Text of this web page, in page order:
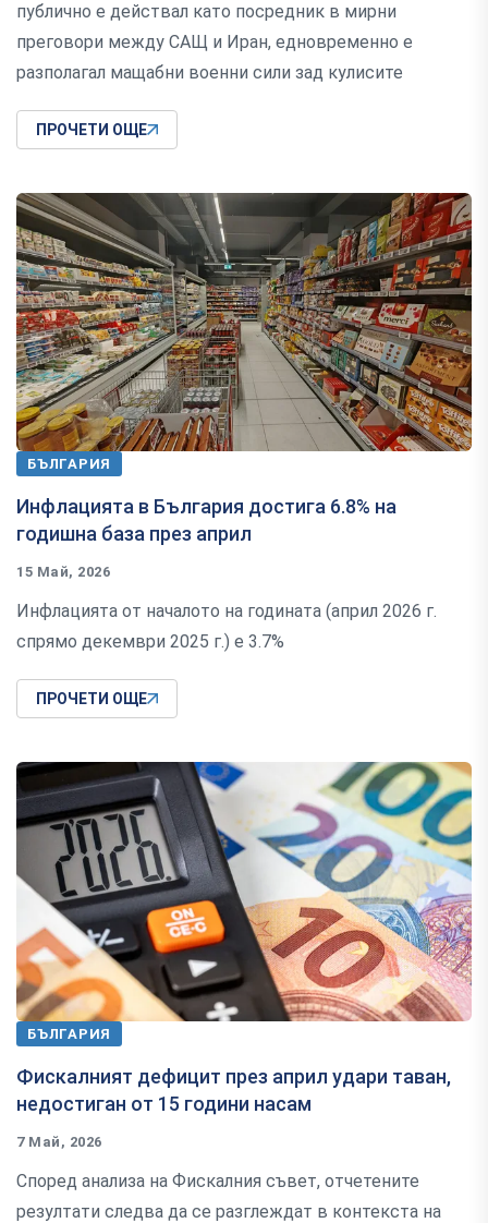
публично е действал като посредник в мирни
преговори между САЩ и Иран, едновременно е
разполагал мащабни военни сили зад кулисите
ПРОЧЕТИ ОЩЕ
БЪЛГАРИЯ
Инфлацията в България достига 6.8% на
годишна база през април
15 Май, 2026
Инфлацията от началото на годината (април 2026 г.
спрямо декември 2025 г.) е 3.7%
ПРОЧЕТИ ОЩЕ
БЪЛГАРИЯ
Фискалният дефицит през април удари таван,
недостиган от 15 години насам
7 Май, 2026
Според анализа на Фискалния съвет, отчетените
резултати следва да се разглеждат в контекста на